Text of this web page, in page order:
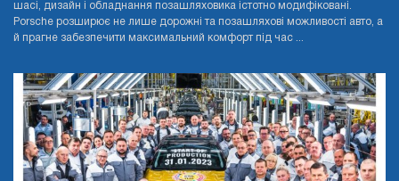
шасі, дизайн і обладнання позашляховика істотно модифіковані.
Porsche розширює не лише дорожні та позашляхові можливості авто, а
й прагне забезпечити максимальний комфорт під час ...